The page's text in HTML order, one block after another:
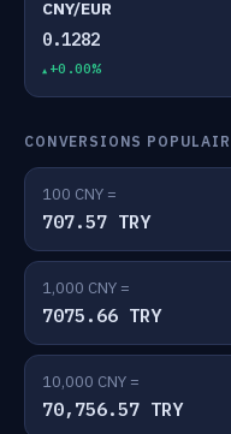
CNY/EUR
0.1282
+0.00%
CONVERSIONS
100 CNY =
707.57 TRY
1,000 CNY =
7075.66 TRY
10,000 CNY =
70,756.57 TRY